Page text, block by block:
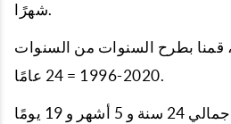
شهرًا.
قمنا بطرح السنوات من السنوات
2020-1996 = 24 عامًا.
إذن فالعمر الزمني هو إجمالي 24 سنة و 5 أشهر و 19 يومًا